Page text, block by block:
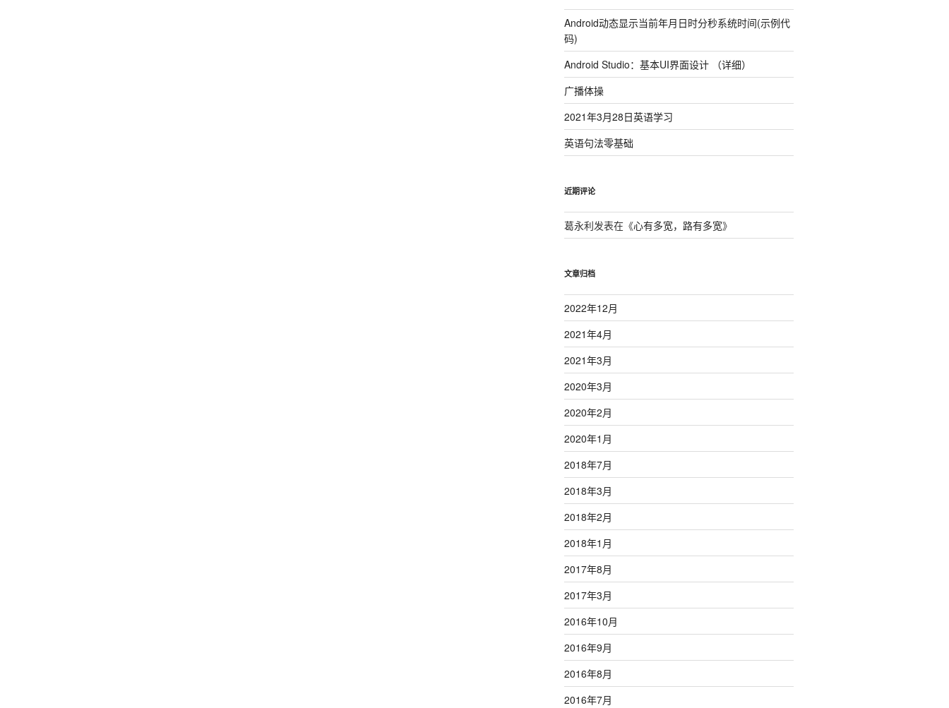
Android动态显示当前年月日时分秒系统时间(示例代
码)
Android Studio：基本UI界面设计 （详细）
广播体操
2021年3月28日英语学习
英语句法零基础
近期评论
葛永利发表在《心有多宽，路有多宽》
文章归档
2022年12月
2021年4月
2021年3月
2020年3月
2020年2月
2020年1月
2018年7月
2018年3月
2018年2月
2018年1月
2017年8月
2017年3月
2016年10月
2016年9月
2016年8月
2016年7月